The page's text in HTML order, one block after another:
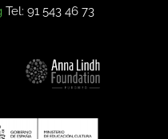
Tel: 91 543 46 73